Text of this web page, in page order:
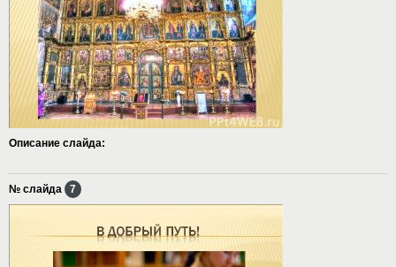
Описание слайда:
№ слайда 7